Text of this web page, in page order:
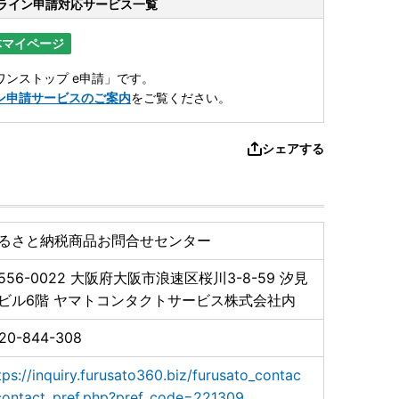
イン申請対応サービス一覧
イページ
ストップ e申請」です。
申請サービスのご案内をご覧ください。
シェアする
さと納税商品お問合せセンター
0022 大阪府大阪市浪速区桜川3-8-59 汐見
ル6階 ヤマトコンタクトサービス株式会社内
844-308
inquiry.furusato360.biz/furusato_contac